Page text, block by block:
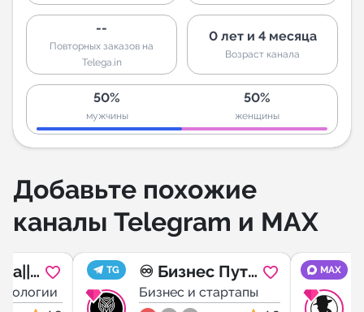
--
Повторных заказов на
Telega.in
0 лет и 4 месяца
Возраст канала
50%
мужчины
50%
женщины
Добавьте похожие
каналы Telegram и MAX
ИИ
TG
♾ Бизнес Путь
♾
Бизнес и стартапы
MAX